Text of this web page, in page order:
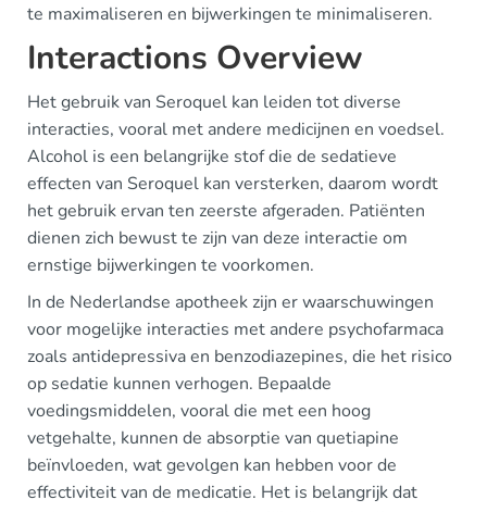
te maximaliseren en bijwerkingen te minimaliseren.
Interactions Overview
Het gebruik van Seroquel kan leiden tot diverse
interacties, vooral met andere medicijnen en voedsel.
Alcohol is een belangrijke stof die de sedatieve
effecten van Seroquel kan versterken, daarom wordt
het gebruik ervan ten zeerste afgeraden. Patiënten
dienen zich bewust te zijn van deze interactie om
ernstige bijwerkingen te voorkomen.
In de Nederlandse apotheek zijn er waarschuwingen
voor mogelijke interacties met andere psychofarmaca
zoals antidepressiva en benzodiazepines, die het risico
op sedatie kunnen verhogen. Bepaalde
voedingsmiddelen, vooral die met een hoog
vetgehalte, kunnen de absorptie van quetiapine
beïnvloeden, wat gevolgen kan hebben voor de
effectiviteit van de medicatie. Het is belangrijk dat